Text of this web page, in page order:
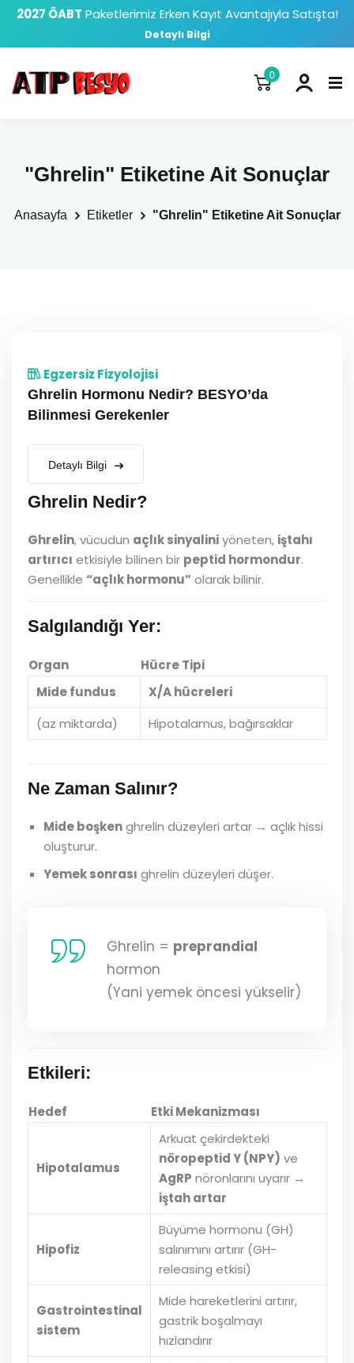
2027 ÖABT Paketlerimiz Erken Kayıt Avantajıyla Satışta!
Detaylı Bilgi
0
"Ghrelin" Etiketine Ait Sonuçlar
Anasayfa Etiketler "Ghrelin" Etiketine Ait Sonuçlar
Egzersiz Fizyolojisi
Ghrelin Hormonu Nedir? BESYO’da
Bilinmesi Gerekenler
Detaylı Bilgi
Ghrelin Nedir?
Ghrelin, vücudun açlık sinyaliniyöneten, iştahı
artırıcı etkisiyle bilinen bir peptid hormondur.
Genellikle “açlık hormonu”olarak bilinir.
Salgılandığı Yer:
Organ
Hücre Tipi
Mide fundus
X/A hücreleri
(az miktarda)
Hipotalamus, bağırsaklar
Ne Zaman Salınır?
Mide boşkenghrelin düzeyleri artar → açlık hissi
oluşturur.
Yemek sonrası ghrelin düzeyleri düşer.
Ghrelin = preprandial
hormon
(Yani yemek öncesi yükselir)
Etkileri:
Hedef Etki Mekanizması
Hipotalamus
Arkuat çekirdekteki
nöropeptid Y (NPY) ve
AgRP nöronlarını uyarır →
iştah artar
Hipofiz
Büyüme hormonu (GH)
salınımını artırır (GH-
releasing etkisi)
Gastrointestinal
sistem
Mide hareketlerini artırır,
gastrik boşalmayı
hızlandırır